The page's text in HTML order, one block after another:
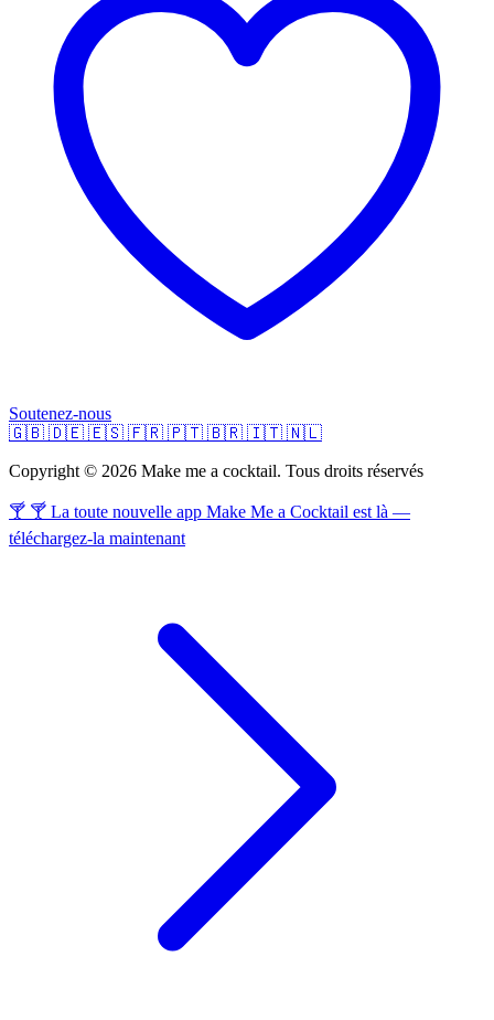
Soutenez-nous
🇬🇧 🇩🇪 🇪🇸 🇫🇷 🇵🇹 🇧🇷 🇮🇹 🇳🇱
Copyright © 2026 Make me a cocktail. Tous droits réservés
🍸 🍸 La toute nouvelle app Make Me a Cocktail est là —
téléchargez-la maintenant